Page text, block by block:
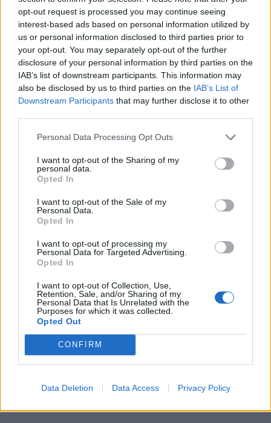
opt-out request is processed you may continue seeing
interest-based ads based on personal information utilized by
us or personal information disclosed to third parties prior to
your opt-out. You may separately opt-out of the further
disclosure of your personal information by third parties on the
IAB’s list of downstream participants. This information may
also be disclosed by us to third parties on the IAB’s List of
Downstream Participants that may further disclose it to other
Personal Data Processing Opt Outs
I want to opt-out of the Sharing of my
personal data.
Opted In
I want to opt-out of the Sale of my
Personal Data.
Opted In
I want to opt-out of processing my
Personal Data for Targeted Advertising.
Opted In
I want to opt-out of Collection, Use,
Retention, Sale, and/or Sharing of my
Personal Data that Is Unrelated with the
Purposes for which it was collected.
Opted Out
CONFIRM
Data Deletion Data Access Privacy Policy
bashkimin me Lushnjën
Ndarja brenda FIFA-s përplas
kundërshtarët dhe
mbështetësit e Infantinos
jo e partisë!
mund të presë deri në 50 mijë
trupa nga Koreja e Veriut